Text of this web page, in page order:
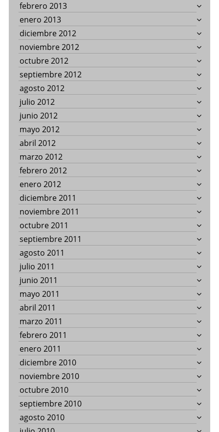
febrero 2013
enero 2013
diciembre 2012
noviembre 2012
octubre 2012
septiembre 2012
agosto 2012
julio 2012
junio 2012
mayo 2012
abril 2012
marzo 2012
febrero 2012
enero 2012
diciembre 2011
noviembre 2011
octubre 2011
septiembre 2011
agosto 2011
julio 2011
junio 2011
mayo 2011
abril 2011
marzo 2011
febrero 2011
enero 2011
diciembre 2010
noviembre 2010
octubre 2010
septiembre 2010
agosto 2010